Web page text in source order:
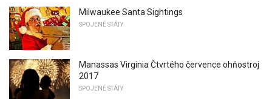
Milwaukee Santa Sightings
SPOJENÉ STÁTY
Manassas Virginia Čtvrtého července ohňostroj
2017
SPOJENÉ STÁTY